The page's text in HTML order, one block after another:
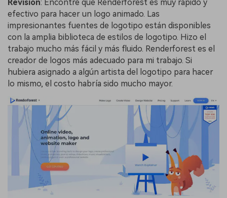
Revisión: Encontré que Renderforest es muy rápido y
efectivo para hacer un logo animado. Las
impresionantes fuentes de logotipo están disponibles
con la amplia biblioteca de estilos de logotipo. Hizo el
trabajo mucho más fácil y más fluido. Renderforest es el
creador de logos más adecuado para mi trabajo. Si
hubiera asignado a algún artista del logotipo para hacer
lo mismo, el costo habría sido mucho mayor.